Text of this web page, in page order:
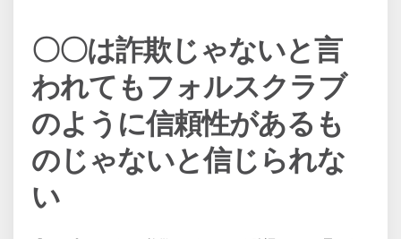
〇〇は詐欺じゃないと言
われてもフォルスクラブ
のように信頼性があるも
のじゃないと信じられな
い